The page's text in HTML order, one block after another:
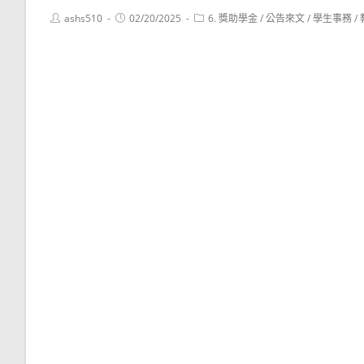
Postashs510
Post02/20/2025
Post6. 獎助學金/公告來文/學生事務/